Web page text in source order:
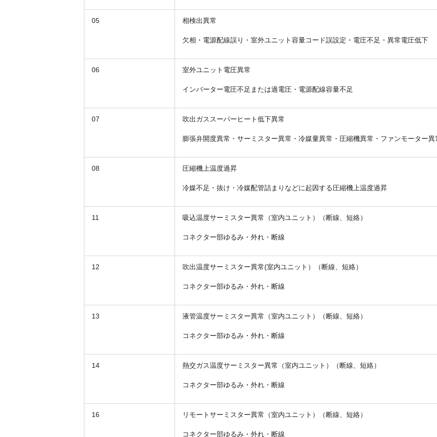
05 相検出異常
欠相・電源配線誤り・室外ユニット容量コード誤設定・電圧不足・異常電圧低下
06 室外ユニット電圧異常
インバーター電圧不足または過電圧・電源配線容量不足
07 吹出ガススーパーヒート低下異常
膨張弁開度異常・サーミスター異常・冷媒量異常・圧縮機異常・ファンモーター異
08 圧縮機上温度過昇
冷媒不足・抜け・冷媒配管詰まりなどに起因する圧縮機上温度過昇
11 吸込温度サーミスター異常（室内ユニット）（断線、短絡）
コネクター部ゆるみ・外れ・断線
12 吹出温度サーミスター異常(室内ユニット）（断線、短絡）
コネクター部ゆるみ・外れ・断線
13 液管温度サーミスター異常（室内ユニット）（断線、短絡）
コネクター部ゆるみ・外れ・断線
14 熱交ガス温度サーミスター異常（室内ユニット）（断線、短絡）
コネクター部ゆるみ・外れ・断線
16 リモートサーミスター異常（室内ユニット）（断線、短絡）
コネクター部ゆるみ・外れ・断線
折り返しのご連絡